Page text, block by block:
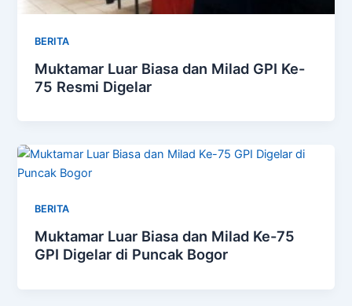
BERITA
Muktamar Luar Biasa dan Milad GPI Ke-
75 Resmi Digelar
BERITA
Muktamar Luar Biasa dan Milad Ke-75
GPI Digelar di Puncak Bogor